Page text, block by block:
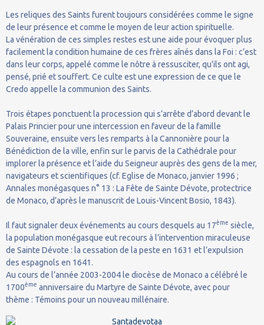
Les reliques des Saints furent toujours considérées comme le signe
de leur présence et comme le moyen de leur action spirituelle.
La vénération de ces simples restes est une aide pour évoquer plus
facilement la condition humaine de ces frères aînés dans la Foi : c’est
dans leur corps, appelé comme le nôtre à ressusciter, qu’ils ont agi,
pensé, prié et souffert. Ce culte est une expression de ce que le
Credo appelle la communion des Saints.
Trois étapes ponctuent la procession qui s’arrête d’abord devant le
Palais Princier pour une intercession en faveur de la famille
Souveraine, ensuite vers les remparts à la Cannonière pour la
Bénédiction de la ville, enfin sur le parvis de la Cathédrale pour
implorer la présence et l’aide du Seigneur auprès des gens de la mer,
navigateurs et scientifiques (cf. Eglise de Monaco, janvier 1996 ;
Annales monégasques n° 13 : La Fête de Sainte Dévote, protectrice
de Monaco, d’après le manuscrit de Louis-Vincent Bosio, 1843).
Il faut signaler deux événements au cours desquels au 17ème siècle,
la population monégasque eut recours à l’intervention miraculeuse
de Sainte Dévote : la cessation de la peste en 1631 et l’expulsion
des espagnols en 1641.
Au cours de l’année 2003-2004 le diocèse de Monaco a célébré le
1700ème anniversaire du Martyre de Sainte Dévote, avec pour
thème : Témoins pour un nouveau millénaire.